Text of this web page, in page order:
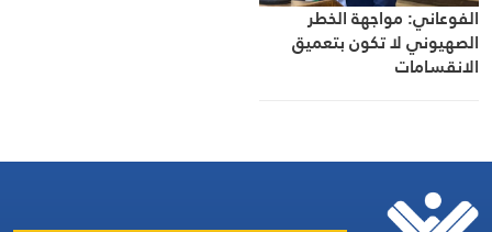
الفوعاني: مواجهة الخطر
الصهيوني لا تكون بتعميق
الانقسامات